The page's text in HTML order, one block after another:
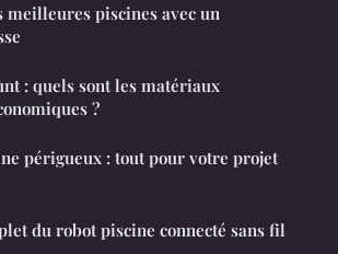
meilleures piscines avec un
: quels sont les matériaux
?
périgueux : tout pour votre projet
du robot piscine connecté sans fil